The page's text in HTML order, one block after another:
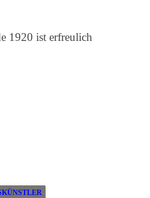
1920 ist erfreulich